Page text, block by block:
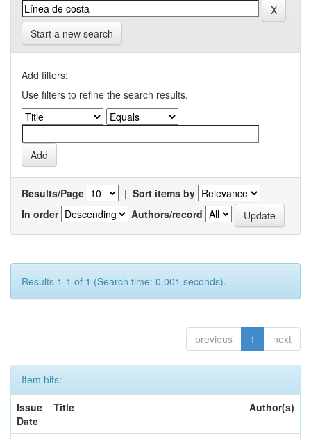
Start a new search
Add filters:
Use filters to refine the search results.
Results/Page | Sort items by
In order
Authors/record
Results 1-1 of 1 (Search time: 0.001 seconds).
previous 1 next
Item hits:
Issue
Date
Title Author(s)